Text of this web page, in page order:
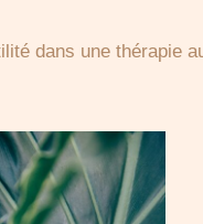
dans une thérapie